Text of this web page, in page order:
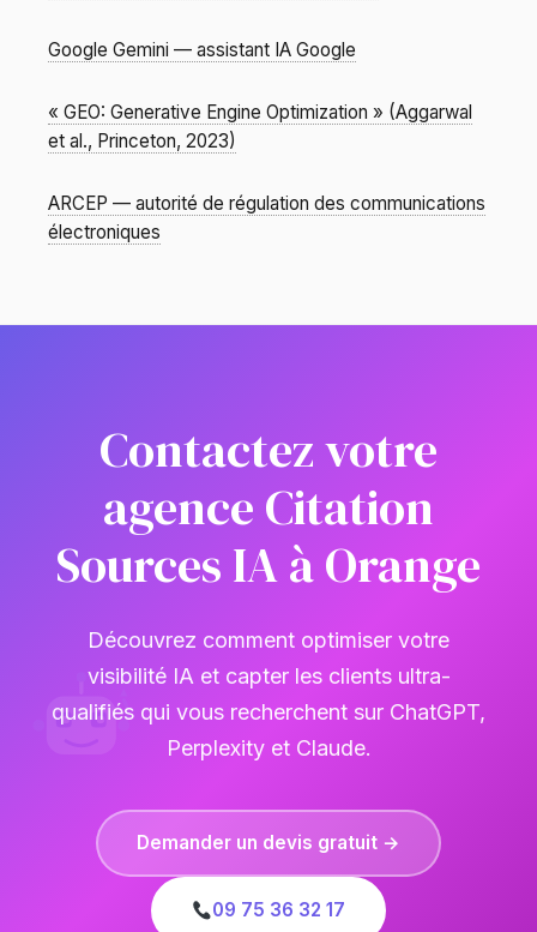
Google Gemini — assistant IA Google
« GEO: Generative Engine Optimization » (Aggarwal
et al., Princeton, 2023)
ARCEP — autorité de régulation des communications
électroniques
Contactez votre
agence Citation
Sources IA à Orange
Découvrez comment optimiser votre
visibilité IA et capter les clients ultra-
qualifiés qui vous recherchent sur ChatGPT,
Perplexity et Claude.
Demander un devis gratuit →
09 75 36 32 17